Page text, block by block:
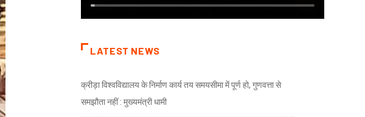
LATEST NEWS
क्रीड़ा विश्वविद्यालय के निर्माण कार्य तय समयसीमा में पूर्ण हो, गुणवत्ता से
समझौता नहीं : मुख्यमंत्री धामी